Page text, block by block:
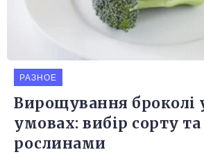
РАЗНОЕ
Вирощування броколі
умовах: вибір сорту та
рослинами